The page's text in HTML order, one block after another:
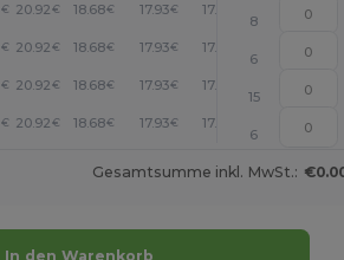
€ 20.92€ 18.68€ 17.93€ 17.18
8
€ 20.92€ 18.68€ 17.93€ 17.18
6
€ 20.92€ 18.68€ 17.93€ 17.18
15
€ 20.92€ 18.68€ 17.93€ 17.18
6
Gesamtsumme inkl. MwSt.:
In den Warenkorb